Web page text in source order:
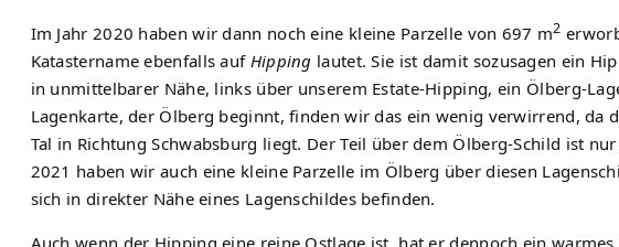
Im Jahr 2020 haben wir dann noch eine kleine Parzelle von 697 m2
Katastername ebenfalls auf Hipping lautet. Sie ist damit sozusagen ein
in unmittelbarer Nähe, links über unserem Estate-Hipping, ein Ölberg-
Lagenkarte, der Ölberg beginnt, finden wir das ein wenig verwirrend, da
Tal in Richtung Schwabsburg liegt. Der Teil über dem Ölberg-Schild ist
2021 haben wir auch eine kleine Parzelle im Ölberg über diesen
sich in direkter Nähe eines Lagenschildes befinden.